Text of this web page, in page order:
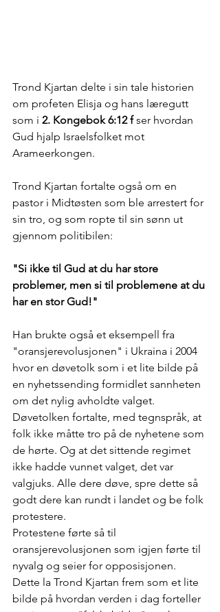
Trond Kjartan delte i sin tale historien
om profeten Elisja og hans læregutt
som i 2. Kongebok 6:12 f ser hvordan
Gud hjalp Israelsfolket mot
Arameerkongen.
Trond Kjartan fortalte også om en
pastor i Midtøsten som ble arrestert for
sin tro, og som ropte til sin sønn ut
gjennom politibilen:
"Si ikke til Gud at du har store
problemer, men si til problemene at du
har en stor Gud!"
Han brukte også et eksempell fra
"oransjerevolusjonen" i Ukraina i 2004
hvor en døvetolk som i et lite bilde på
en nyhetssending formidlet sannheten
om det nylig avholdte valget.
Døvetolken fortalte, med tegnspråk, at
folk ikke måtte tro på de nyhetene som
de hørte. Og at det sittende regimet
ikke hadde vunnet valget, det var
valgjuks. Alle dere døve, spre dette så
godt dere kan rundt i landet og be folk
protestere.
Protestene førte så til
oransjerevolusjonen som igjen førte til
nyvalg og seier for opposisjonen.
Dette la Trond Kjartan frem som et lite
bilde på hvordan verden i dag forteller